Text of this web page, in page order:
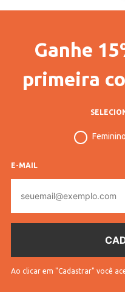
Ganhe
primeira
Feminino
E-MAIL
mail
Ao clicar em "Cadastrar" você